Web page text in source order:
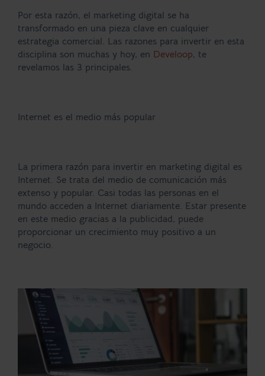
Por esta razón, el marketing digital se ha
transformado en una pieza clave en cualquier
estrategia comercial. Las razones para invertir en esta
disciplina son muchas y hoy, en Develoop, te
revelamos las 3 principales.
Internet es el medio más popular
La primera razón para invertir en marketing digital es
Internet. Se trata del medio de comunicación más
extenso y popular. Casi todas las personas en el
mundo acceden a Internet diariamente. Estar presente
en este medio gracias a la publicidad, puede
proporcionar un crecimiento muy positivo a un
negocio.